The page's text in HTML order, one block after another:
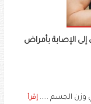
إلى الإصابة بأمراض
وزن الجسم ..... إقرأ